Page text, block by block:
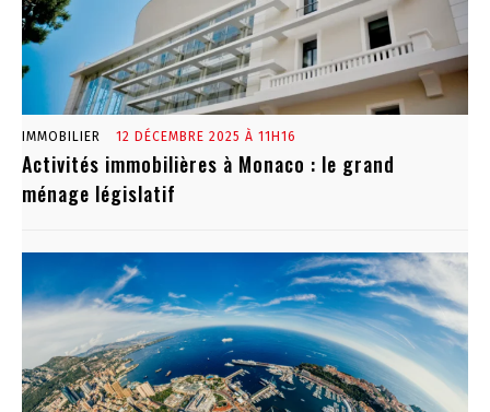
IMMOBILIER 12 DÉCEMBRE 2025 À 11H16
Activités immobilières à Monaco : le grand
ménage législatif